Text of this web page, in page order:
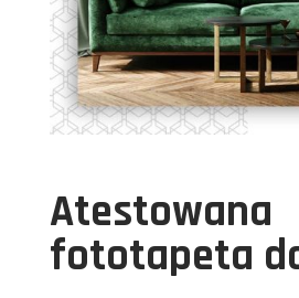
Atestowana
fototapeta